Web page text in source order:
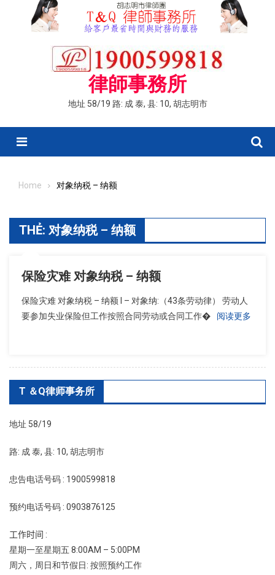
律師事務所
地址 58/19 路: 成 泰, 县: 10, 胡志明市
Menu
Home 对象纳税 – 纳额
THẺ: 对象纳税 – 纳额
保险灾难 对象纳税 – 纳额
保险灾难 对象纳税 – 纳额 I – 对象纳:（43条劳动律） 劳动人
要参加失业保险但工作按照合同劳动或合同工作�
阅读更多
T ＆Q律师事务所
地址 58/19
路: 成 泰, 县: 10, 胡志明市
忠告电话号码 : 1900599818
预约电话号码 : 0903876125
工作时间 :
星期一至星期五 8:00AM – 5:00PM
周六，周日和节假日: 按照预约工作